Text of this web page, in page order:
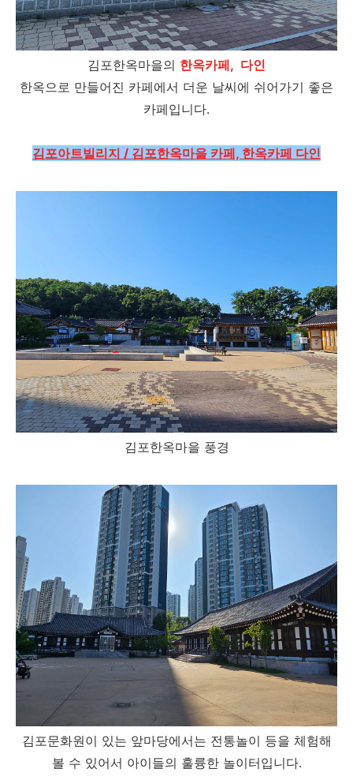
김포한옥마을의 한옥카페, 다인
한옥으로 만들어진 카페에서 더운 날씨에 쉬어가기 좋은
카페입니다.
김포아트빌리지 / 김포한옥마을 카페, 한옥카페 다인
김포한옥마을 풍경
김포문화원이 있는 앞마당에서는 전통놀이 등을 체험해
볼 수 있어서 아이들의 훌륭한 놀이터입니다.